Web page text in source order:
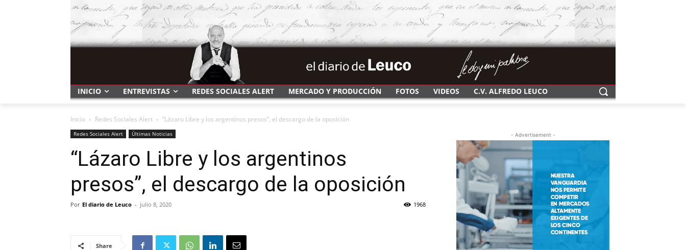
INICIO ENTREVISTAS REDES SOCIALES ALERT MERCADO Y PRODUCCIÓN FOTOS VIDEOS C.V. ALFREDO LEUCO
Inicio Redes Sociales Alert “Lázaro Libre y los argentinos presos”, el descargo de la oposición
Redes Sociales Alert Últimas Noticias
“Lázaro Libre y los argentinos
presos”, el descargo de la oposición
Por El diario de Leuco - julio 8, 2020 1968
Share
- Advertisement -